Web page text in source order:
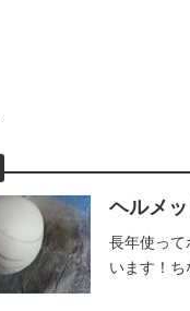
ヘルメ
長年使って
います！